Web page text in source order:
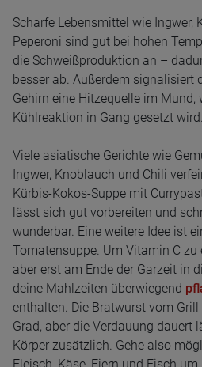
Scharfe Lebensmittel wie Ingwer,
Peperoni sind gut bei hohen
die Schweißproduktion an –
besser ab. Außerdem signalisiert
Gehirn eine Hitzequelle im Mund,
Kühlreaktion in Gang gesetzt wird.
Viele asiatische Gerichte wie
Ingwer, Knoblauch und Chili
Kürbis-Kokos-Suppe mit
lässt sich gut vorbereiten und
wunderbar. Eine weitere Idee ist
Tomatensuppe. Um Vitamin C zu
aber erst am Ende der Garzeit in
deine Mahlzeiten überwiegend
enthalten. Die Bratwurst vom
Grad, aber die Verdauung dauert
Körper zusätzlich. Gehe also